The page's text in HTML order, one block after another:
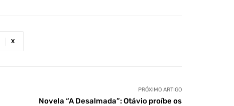
X
PRÓXIMO ARTIGO
Novela “A Desalmada”: Otávio proíbe os